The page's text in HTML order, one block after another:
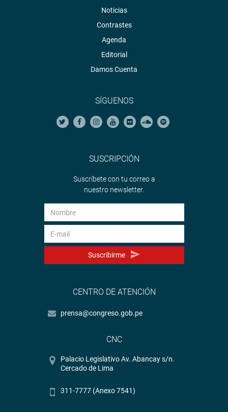
Noticias
Contrastes
Agenda
Editorial
Damos Cuenta
SÍGUENOS
SUSCRIPCIÓN
Suscríbete con tu correo a
nuestro newsletter.
Suscribirme
CENTRO DE ATENCIÓN
prensa@congreso.gob.pe
CNC
Palacio Legislativo Av. Abancay s/n.
Cercado de Lima
311-7777 (Anexo 7541)